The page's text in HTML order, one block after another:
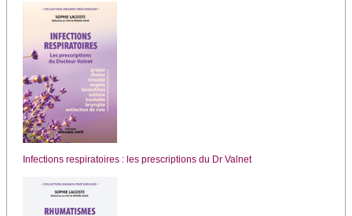
Infections respiratoires : les prescriptions du Dr Valnet